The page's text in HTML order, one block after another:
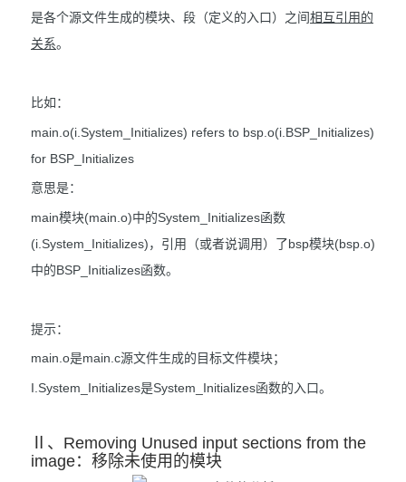
是各个源文件生成的模块、段（定义的入口）之间相互引用的
关系。
比如：
main.o(i.System_Initializes) refers to bsp.o(i.BSP_Initializes)
for BSP_Initializes
意思是：
main模块(main.o)中的System_Initializes函数
(i.System_Initializes)，引用（或者说调用）了bsp模块(bsp.o)
中的BSP_Initializes函数。
提示：
main.o是main.c源文件生成的目标文件模块；
I.System_Initializes是System_Initializes函数的入口。
Ⅱ、Removing Unused input sections from the
image：移除未使用的模块